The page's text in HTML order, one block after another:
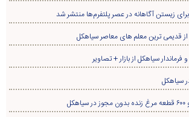
زیستن آگاهانه در عصر پلتفرم‌ها منتشر شد
قدیمی ترین معلم های معاصر سیاهکل
فرماندار سیاهکل از بازار + تصاویر
سياهکل